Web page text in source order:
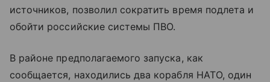
источников, позволил сократить время подлета и
обойти российские системы ПВО.
В районе предполагаемого запуска, как
сообщается, находились два корабля НАТО, один